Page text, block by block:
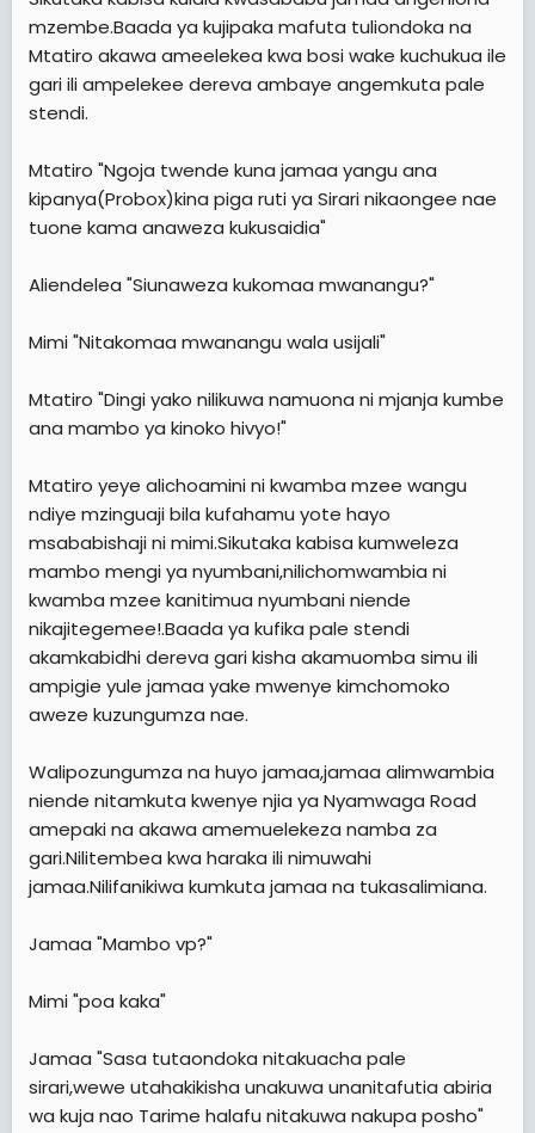
mzembe.Baada ya kujipaka mafuta tuliondoka na
Mtatiro akawa ameelekea kwa bosi wake kuchukua ile
gari ili ampelekee dereva ambaye angemkuta pale
stendi.
Mtatiro "Ngoja twende kuna jamaa yangu ana
kipanya(Probox)kina piga ruti ya Sirari nikaongee nae
tuone kama anaweza kukusaidia"
Aliendelea "Siunaweza kukomaa mwanangu?"
Mimi "Nitakomaa mwanangu wala usijali"
Mtatiro "Dingi yako nilikuwa namuona ni mjanja kumbe
ana mambo ya kinoko hivyo!"
Mtatiro yeye alichoamini ni kwamba mzee wangu
ndiye mzinguaji bila kufahamu yote hayo
msababishaji ni mimi.Sikutaka kabisa kumweleza
mambo mengi ya nyumbani,nilichomwambia ni
kwamba mzee kanitimua nyumbani niende
nikajitegemee!.Baada ya kufika pale stendi
akamkabidhi dereva gari kisha akamuomba simu ili
ampigie yule jamaa yake mwenye kimchomoko
aweze kuzungumza nae.
Walipozungumza na huyo jamaa,jamaa alimwambia
niende nitamkuta kwenye njia ya Nyamwaga Road
amepaki na akawa amemuelekeza namba za
gari.Nilitembea kwa haraka ili nimuwahi
jamaa.Nilifanikiwa kumkuta jamaa na tukasalimiana.
Jamaa "Mambo vp?"
Mimi "poa kaka"
Jamaa "Sasa tutaondoka nitakuacha pale
sirari,wewe utahakikisha unakuwa unanitafutia abiria
wa kuja nao Tarime halafu nitakuwa nakupa posho"